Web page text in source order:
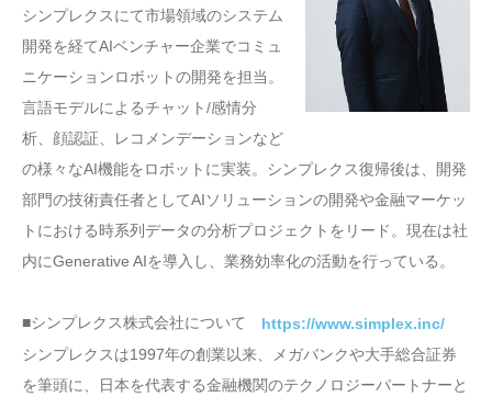
シンプレクスにて市場領域のシステム
開発を経てAIベンチャー企業でコミュ
ニケーションロボットの開発を担当。
言語モデルによるチャット/感情分
析、顔認証、レコメンデーションなど
の様々なAI機能をロボットに実装。シンプレクス復帰後は、開発
部門の技術責任者としてAIソリューションの開発や金融マーケッ
トにおける時系列データの分析プロジェクトをリード。現在は社
内にGenerative AIを導入し、業務効率化の活動を行っている。
■シンプレクス株式会社について https://www.simplex.inc/
シンプレクスは1997年の創業以来、メガバンクや大手総合証券
を筆頭に、日本を代表する金融機関のテクノロジーパートナーと